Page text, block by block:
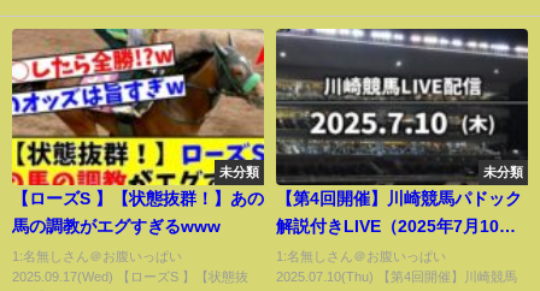
未分類
【ローズS 】【状態抜群！】あの
馬の調教がエグすぎるwww
1:名無しさん＠お腹いっぱい
2025.09.17(Wed) 【ローズS 】【状態抜
未分類
【第4回開催】川崎競馬パドック
解説付きLIVE（2025年7月10
日）
1:名無しさん＠お腹いっぱい
2025.07.10(Thu) 【第4回開催】川崎競馬